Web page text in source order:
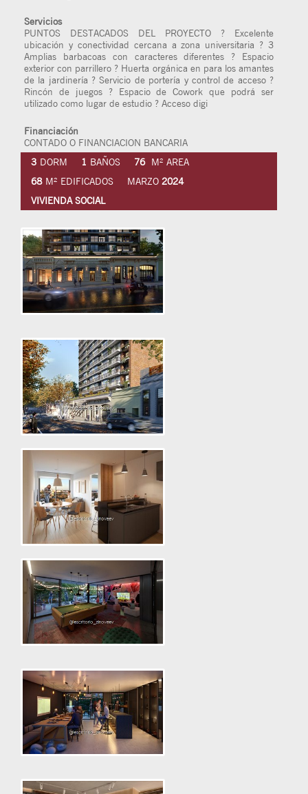
Servicios
PUNTOS DESTACADOS DEL PROYECTO ? Excelente
ubicación y conectividad cercana a zona universitaria ? 3
Amplias barbacoas con caracteres diferentes ? Espacio
exterior con parrillero ? Huerta orgánica en para los amantes
de la jardinería ? Servicio de portería y control de acceso ?
Rincón de juegos ? Espacio de Cowork que podrá ser
utilizado como lugar de estudio ? Acceso digi
Financiación
CONTADO O FINANCIACION BANCARIA
3 DORM 1 BAÑOS 76
M² AREA
68 M² EDIFICADOS MARZO 2024
VIVIENDA SOCIAL